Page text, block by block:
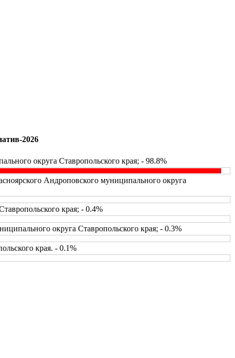
2026
округа Ставропольского края; - 98.8%
Андроповского муниципального округа
края; - 0.4%
округа Ставропольского края; - 0.3%
края. - 0.1%